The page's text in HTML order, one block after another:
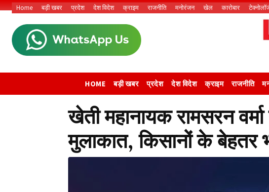
Home बड़ी खबर प्रदेश देश विदेश क्राइम राजनीति मनोरंजन खेल कारोबार
HOME बड़ी खबर प्रदेश देश विदेश क्राइम राजनीति
खेती महानायक रामसरन वर्मा
मुलाकात, किसानों के बेहतर